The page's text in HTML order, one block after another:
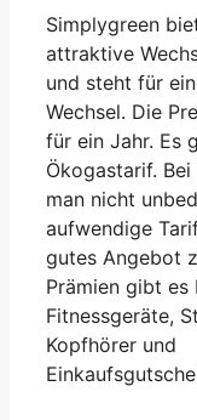
Simplygreen
attraktive
und steht für
Wechsel. Die
für ein Jahr. Es
Ökogastarif.
man nicht
aufwendige
gutes Angebot
Prämien gibt es
Fitnessgeräte,
Kopfhörer und